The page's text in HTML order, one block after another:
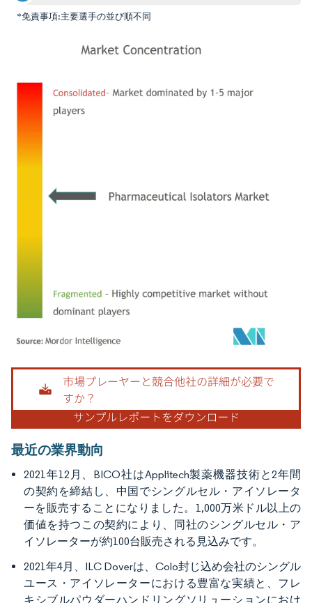
*免責事項:主要選手の並び順不同
画像 © Mordor Intelligence。再利用にはCC BY 4.0の表示が必要です。
最近の業界動向
2021年12月、BICO社はApplitech製薬機器技術と2年間
の契約を締結し、中国でシングルセル・アイソレータ
ーを販売することになりました。1,000万米ドル以上の
価値を持つこの契約により、同社のシングルセル・ア
イソレーターが約100台販売される見込みです。
2021年4月、ILC Doverは、Colo封じ込め会社のシングル
ユース・アイソレーターにおける豊富な実績と、フレ
キシブルパウダーハンドリングソリューションにおけ